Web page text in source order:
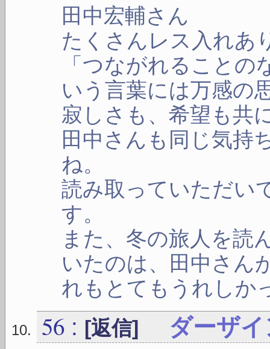
田中宏輔さん
たくさんレス入れあ
「つながれること
いう言葉には万感の
寂しさも、希望も共
田中さんも同じ気持
ね。
読み取っていただい
す。
また、冬の旅人を読
いたのは、田中さん
れもとてもうれしか
56 : [返信] ダーザ